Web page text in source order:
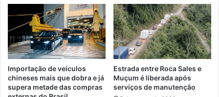
Importação de veículos
chineses mais que dobra e já
supera metade das compras
Estrada entre Roca Sales e
Muçum é liberada após
serviços de manutenção